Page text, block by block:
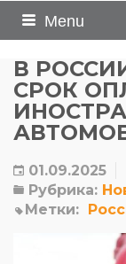
Menu
В
СРОК
01.09.2025
Рубрика:
Метки: